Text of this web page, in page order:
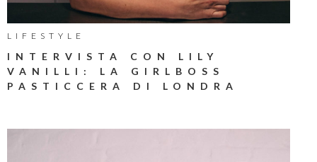
LIFESTYLE
INTERVISTA CON LILY
VANILLI: LA GIRLBOSS
PASTICCERA DI LONDRA